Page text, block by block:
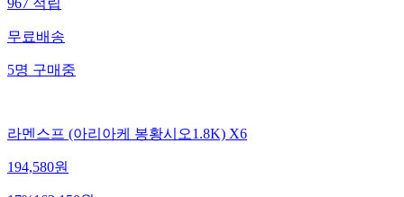
967적립
무료배송
5명구매중
라멘스프 (아리아케 봉황시오1.8K) X6
194,580원